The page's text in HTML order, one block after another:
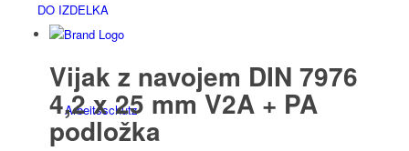
Arbeits­schutz
DO IZDELKA
Vijak z navojem DIN 7976
4,2 x 25 mm V2A + PA
podložka